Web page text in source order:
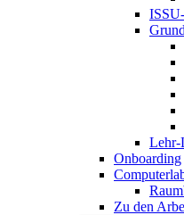
Lehr-
Onboarding
Zu den